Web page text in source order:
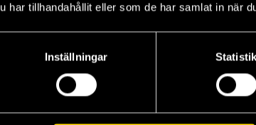
har tillhandahållit eller som de har samlat in när
Inställningar Statistik
Prenumerera på vårt